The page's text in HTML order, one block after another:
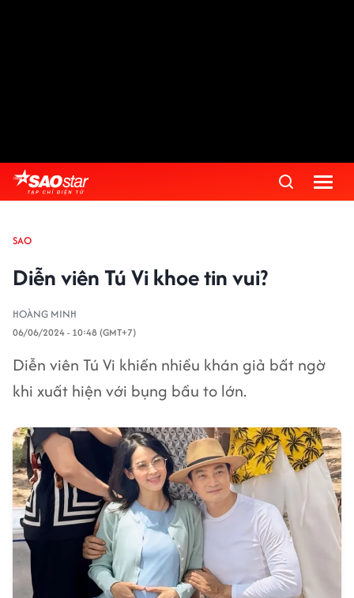
SAO
Diễn viên Tú Vi khoe tin vui?
HOÀNG MINH
06/06/2024 - 10:48 (GMT+7)
Diễn viên Tú Vi khiến nhiều khán giả bất ngờ
khi xuất hiện với bụng bầu to lớn.